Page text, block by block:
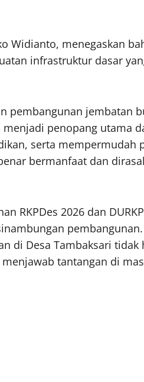
Widianto, menegaskan
infrastruktur dasar
pembangunan jembatan
penopang utama
serta mempermudah
bermanfaat dan
RKPDes 2026 dan
di Desa Tambaksari
tantangan di